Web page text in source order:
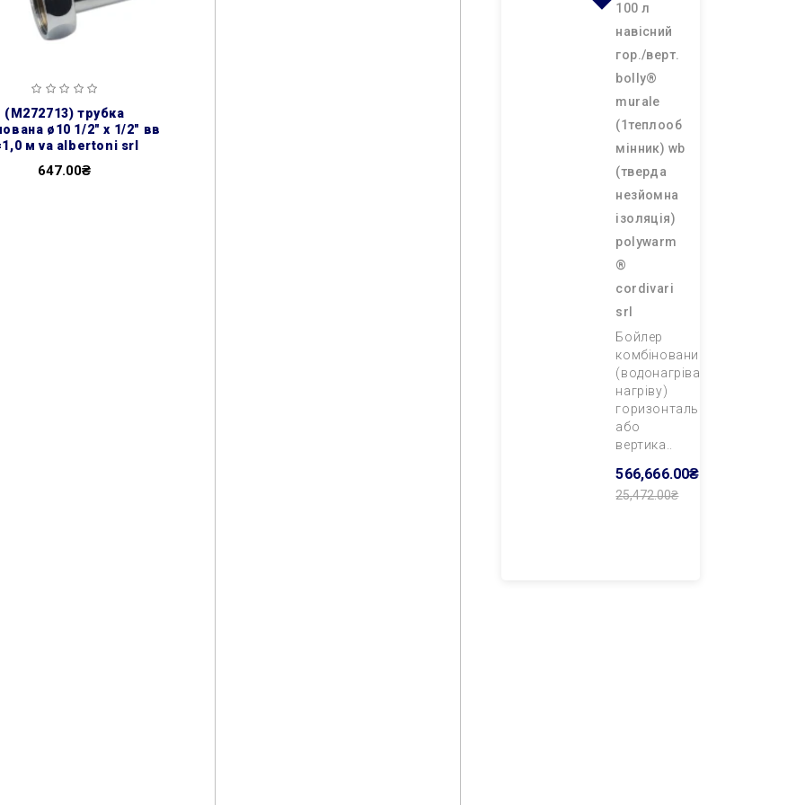
(m272713) трубка
ø10 1/2″ х 1/2″ вв
м va albertoni srl
647.00₴
100 л
навісний
гор./верт.
bolly®
murale
(1теплооб
мінник) wb
(тверда
незйомна
ізоляція)
polywarm
®
cordivari
srl
Бойлер
комбінований
(водонагрівач непрямого
нагріву)
горизонтального
або
вертика..
566,666.00₴
25,472.00₴